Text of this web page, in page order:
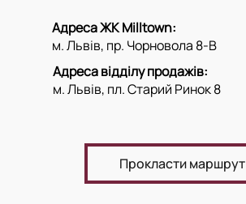
Адреса ЖК Milltown:
м. Львів, пр. Чорновола 8-В
Адреса відділу продажів:
м. Львів, пл. Старий Ринок 8
Прокласти маршрут